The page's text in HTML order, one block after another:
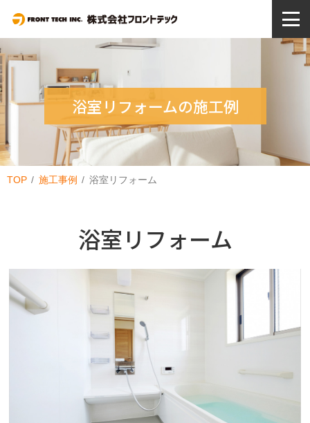
浴室リフォームの施工例
TOP 施工事例 浴室リフォーム
浴室リフォーム